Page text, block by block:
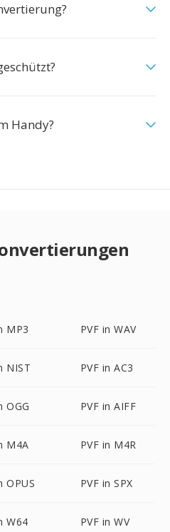
Handy?
MP3 PVF in WAV
NIST PVF in AC3
OGG PVF in AIFF
M4A PVF in M4R
OPUS PVF in SPX
W64 PVF in WV